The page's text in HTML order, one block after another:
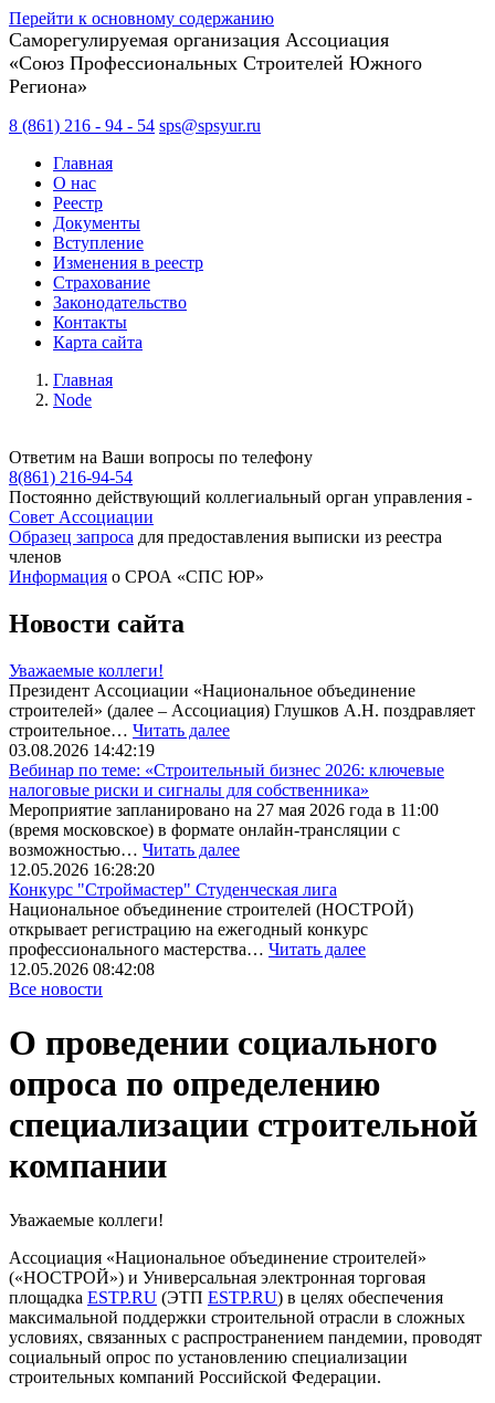
Перейти к основному содержанию
Саморегулируемая организация Ассоциация
«Союз Профессиональных Строителей Южного
Региона»
8 (861) 216 - 94 - 54 sps@spsyur.ru
Главная
О нас
Реестр
Документы
Вступление
Изменения в реестр
Страхование
Законодательство
Контакты
Карта сайта
Главная
Node
Ответим на Ваши вопросы по телефону
8(861) 216-94-54
Постоянно действующий коллегиальный орган управления -
Совет Ассоциации
Образец запроса для предоставления выписки из реестра
членов
Информация о СРОА «СПС ЮР»
Новости сайта
Уважаемые коллеги!
Президент Ассоциации «Национальное объединение
строителей» (далее – Ассоциация) Глушков А.Н. поздравляет
строительное… Читать далее
03.08.2026 14:42:19
Вебинар по теме: «Строительный бизнес 2026: ключевые
налоговые риски и сигналы для собственника»
Мероприятие запланировано на 27 мая 2026 года в 11:00
(время московское) в формате онлайн-трансляции с
возможностью… Читать далее
12.05.2026 16:28:20
Конкурс "Строймастер" Студенческая лига
Национальное объединение строителей (НОСТРОЙ)
открывает регистрацию на ежегодный конкурс
профессионального мастерства… Читать далее
12.05.2026 08:42:08
Все новости
О проведении социального
опроса по определению
специализации строительной
компании
Уважаемые коллеги!
Ассоциация «Национальное объединение строителей»
(«НОСТРОЙ») и Универсальная электронная торговая
площадка ESTP.RU (ЭТП ESTP.RU) в целях обеспечения
максимальной поддержки строительной отрасли в сложных
условиях, связанных с распространением пандемии, проводят
социальный опрос по установлению специализации
строительных компаний Российской Федерации.